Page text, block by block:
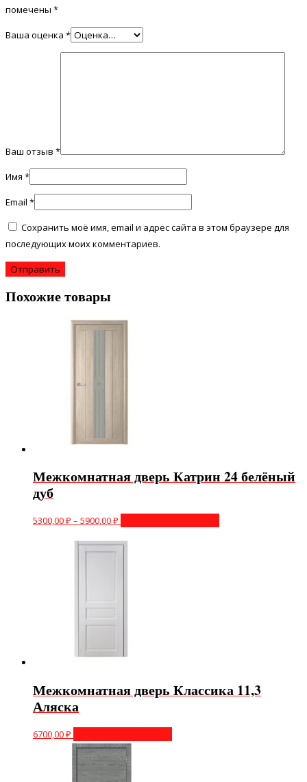
помечены *
Ваша оценка *
Ваш отзыв *
Имя *
Email *
Сохранить моё имя, email и адрес сайта в этом браузере для
последующих моих комментариев.
Похожие товары
Межкомнатная дверь Катрин 24 белёный
дуб
5300,00₽ – 5900,00₽
Межкомнатная дверь Классика 11,3
Аляска
6700,00₽